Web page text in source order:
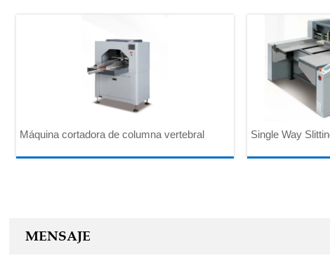
Máquina cortadora de columna vertebral Single
MENSAJE